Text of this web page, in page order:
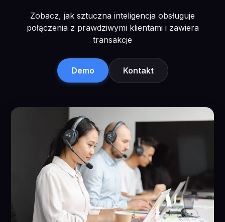
Zobacz, jak sztuczna inteligencja obsługuje
połączenia z prawdziwymi klientami i zawiera
transakcje
Demo Kontakt